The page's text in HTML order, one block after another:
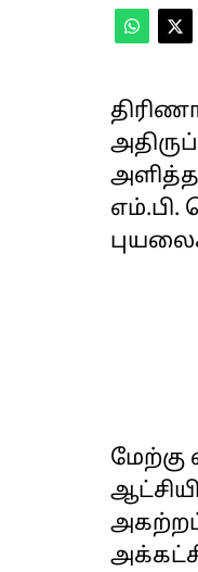
எம்.பி.